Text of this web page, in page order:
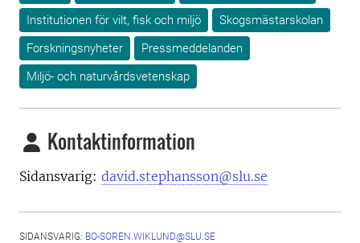
Institutionen för vilt, fisk och miljö
Skogsmästarskolan
Forskningsnyheter
Pressmeddelanden
Miljö- och naturvårdsvetenskap
Kontaktinformation
Sidansvarig: david.stephansson@slu.se
SIDANSVARIG: BO-SOREN.WIKLUND@SLU.SE